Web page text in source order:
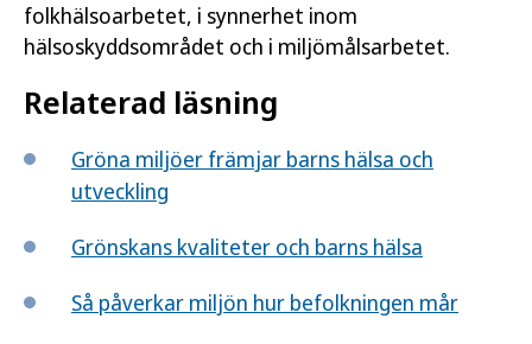
folkhälsoarbetet, i synnerhet inom
hälsoskyddsområdet och i miljömålsarbetet.
Relaterad läsning
Gröna miljöer främjar barns hälsa och
utveckling
Grönskans kvaliteter och barns hälsa
Så påverkar miljön hur befolkningen mår